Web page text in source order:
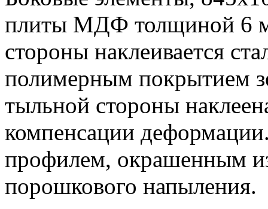
плиты МДФ толщиной 6
стороны наклеивается
полимерным покрытием
тыльной стороны
компенсации
профилем, окрашенным
порошкового напыления.